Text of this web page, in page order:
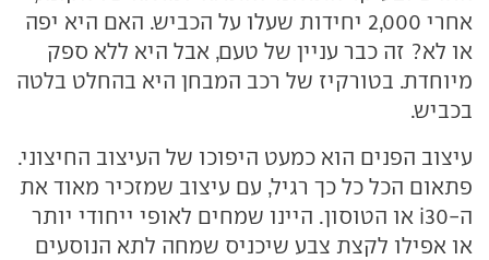
אחרי 2,000 יחידות שעלו על הכביש. האם היא יפה
או לא? זה כבר עניין של טעם, אבל היא ללא ספק
מיוחדת. בטורקיז של רכב המבחן היא בהחלט בלטה
בכביש.
עיצוב הפנים הוא כמעט היפוכו של העיצוב החיצוני.
פתאום הכל כל כך רגיל, עם עיצוב שמזכיר מאוד את
ה-i30 או הטוסון. היינו שמחים לאופי ייחודי יותר
או אפילו לקצת צבע שיכניס שמחה לתא הנוסעים